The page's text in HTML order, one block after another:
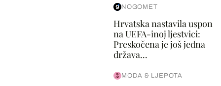
NOGOMET
Hrvatska nastavila uspon
na UEFA-inoj ljestvici:
Preskočena je još jedna
država...
MODA & LJEPOTA